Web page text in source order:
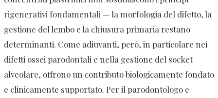
rigenerativi fondamentali — la morfologia del difetto, la
gestione del lembo e la chiusura primaria restano
determinanti. Come adiuvanti, però, in particolare nei
difetti ossei parodontali e nella gestione del socket
alveolare, offrono un contributo biologicamente fondato
e clinicamente supportato. Per il parodontologo e